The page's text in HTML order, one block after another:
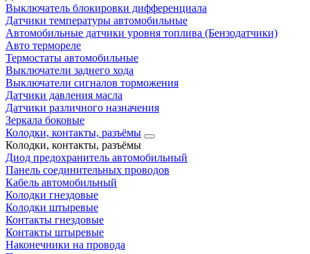
Выключатель блокировки дифференциала
Датчики температуры автомобильные
Автомобильные датчики уровня топлива (Бензодатчики)
Авто термореле
Термостаты автомобильные
Выключатели заднего хода
Выключатели сигналов торможения
Датчики давления масла
Датчики различного назначения
Зеркала боковые
Колодки, контакты, разъёмы
Колодки, контакты, разъёмы
Диод предохранитель автомобильный
Панель соединительных проводов
Кабель автомобильный
Колодки гнездовые
Колодки штыревые
Контакты гнездовые
Контакты штыревые
Наконечники на провода